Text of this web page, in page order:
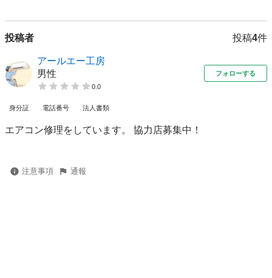
投稿者 投稿4件
アールエー工房
男性
0.0
フォローする
身分証 電話番号 法人書類
エアコン修理をしています。 協力店募集中！
注意事項 通報